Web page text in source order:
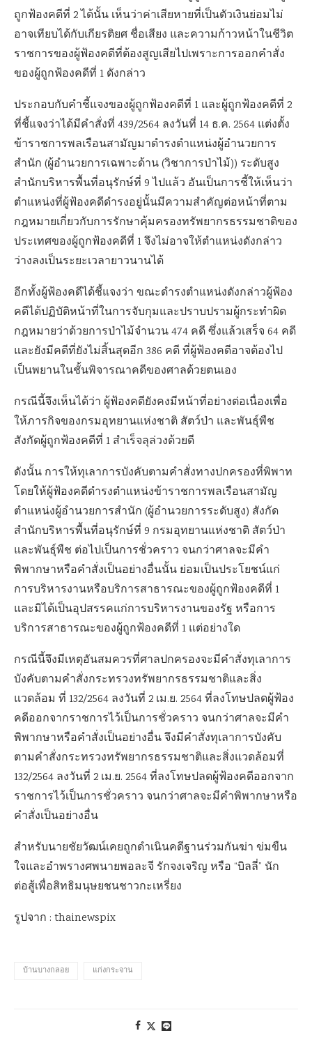
ถูกฟ้องคดีที่ 2 ได้นั้น เห็นว่าค่าเสียหายที่เป็นตัวเงินย่อมไม่
อาจเทียบได้กับเกียรติยศ ชื่อเสียง และความก้าวหน้าในชีวิต
ราชการของผู้ฟ้องคดีที่ต้องสูญเสียไปเพราะการออกคำสั่ง
ของผู้ถูกฟ้องคดีที่ 1 ดังกล่าว
ประกอบกับคำชี้แจงของผู้ถูกฟ้องคดีที่ 1 และผู้ถูกฟ้องคดีที่ 2
ที่ชี้แจงว่าได้มีคำสั่งที่ 439/2564 ลงวันที่ 14 ธ.ค. 2564 แต่งตั้ง
ข้าราชการพลเรือนสามัญมาดำรงตำแหน่งผู้อำนวยการ
สำนัก (ผู้อำนวยการเฉพาะด้าน (วิชาการป่าไม้)) ระดับสูง
สำนักบริหารพื้นที่อนุรักษ์ที่ 9 ไปแล้ว อันเป็นการชี้ให้เห็นว่า
ตำแหน่งที่ผู้ฟ้องคดีดำรงอยู่นั้นมีความสำคัญต่อหน้าที่ตาม
กฎหมายเกี่ยวกับการรักษาคุ้มครองทรัพยากรธรรมชาติของ
ประเทศของผู้ถูกฟ้องคดีที่ 1 จึงไม่อาจให้ตำแหน่งดังกล่าว
ว่างลงเป็นระยะเวลายาวนานได้
อีกทั้งผู้ฟ้องคดีได้ชี้แจงว่า ขณะดำรงตำแหน่งดังกล่าวผู้ฟ้อง
คดีได้ปฏิบัติหน้าที่ในการจับกุมและปราบปรามผู้กระทำผิด
กฎหมายว่าด้วยการป่าไม้จำนวน 474 คดี ซึ่งแล้วเสร็จ 64 คดี
และยังมีคดีที่ยังไม่สิ้นสุดอีก 386 คดี ที่ผู้ฟ้องคดีอาจต้องไป
เป็นพยานในชั้นพิจารณาคดีของศาลด้วยตนเอง
กรณีนี้จึงเห็นได้ว่า ผู้ฟ้องคดียังคงมีหน้าที่อย่างต่อเนื่องเพื่อ
ให้ภารกิจของกรมอุทยานแห่งชาติ สัตว์ป่า และพันธุ์พืช
สังกัดผู้ถูกฟ้องคดีที่ 1 สำเร็จลุล่วงด้วยดี
ดังนั้น การให้ทุเลาการบังคับตามคำสั่งทางปกครองที่พิพาท
โดยให้ผู้ฟ้องคดีดำรงตำแหน่งข้าราชการพลเรือนสามัญ
ตำแหน่งผู้อำนวยการสำนัก (ผู้อำนวยการระดับสูง) สังกัด
สำนักบริหารพื้นที่อนุรักษ์ที่ 9 กรมอุทยานแห่งชาติ สัตว์ป่า
และพันธุ์พืช ต่อไปเป็นการชั่วคราว จนกว่าศาลจะมีคำ
พิพากษาหรือคำสั่งเป็นอย่างอื่นนั้น ย่อมเป็นประโยชน์แก่
การบริหารงานหรือบริการสาธารณะของผู้ถูกฟ้องคดีที่ 1
และมิได้เป็นอุปสรรคแก่การบริหารงานของรัฐ หรือการ
บริการสาธารณะของผู้ถูกฟ้องคดีที่ 1 แต่อย่างใด
กรณีนี้จึงมีเหตุอันสมควรที่ศาลปกครองจะมีคำสั่งทุเลาการ
บังคับตามคำสั่งกระทรวงทรัพยากรธรรมชาติและสิ่ง
แวดล้อม ที่ 132/2564 ลงวันที่ 2 เม.ย. 2564 ที่ลงโทษปลดผู้ฟ้อง
คดีออกจากราชการไว้เป็นการชั่วคราว จนกว่าศาลจะมีคำ
พิพากษาหรือคำสั่งเป็นอย่างอื่น จึงมีคำสั่งทุเลาการบังคับ
ตามคำสั่งกระทรวงทรัพยากรธรรมชาติและสิ่งแวดล้อมที่
132/2564 ลงวันที่ 2 เม.ย. 2564 ที่ลงโทษปลดผู้ฟ้องคดีออกจาก
ราชการไว้เป็นการชั่วคราว จนกว่าศาลจะมีคำพิพากษาหรือ
คำสั่งเป็นอย่างอื่น
สำหรับนายชัยวัฒน์เคยถูกดำเนินคดีฐานร่วมกันฆ่า ข่มขืน
ใจและอำพรางศพนายพอละจี รักจงเจริญ หรือ “บิลลี่” นัก
ต่อสู้เพื่อสิทธิมนุษยชนชาวกะเหรี่ยง
รูปจาก : thainewspix
บ้านบางกลอย แก่งกระจาน